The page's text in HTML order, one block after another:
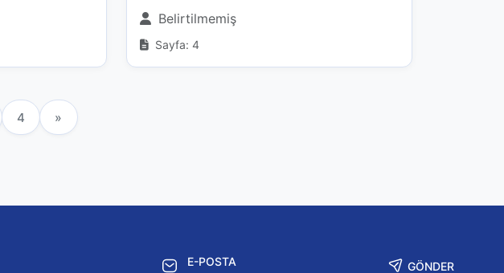
Belirtilmemiş
Sayfa: 4
4 »
GÖNDER